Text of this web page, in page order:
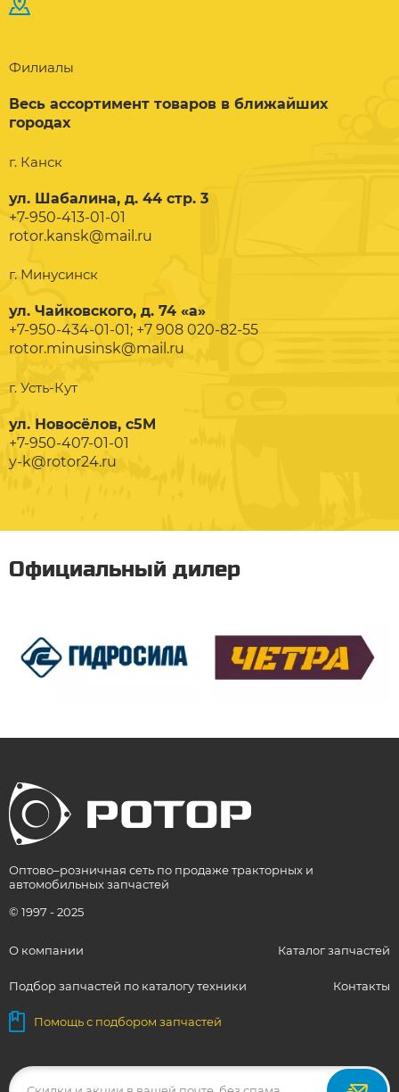
Филиалы
Весь ассортимент товаров в ближайших
городах
г. Канск
ул. Шабалина, д. 44 стр. 3
+7-950-413-01-01
rotor.kansk@mail.ru
г. Минусинск
ул. Чайковского, д. 74 «а»
+7-950-434-01-01; +7 908 020-82-55
rotor.minusinsk@mail.ru
г. Усть-Кут
ул. Новосёлов, с5М
+7-950-407-01-01
y-k@rotor24.ru
Официальный дилер
Оптово–розничная сеть по продаже тракторных и
автомобильных запчастей
© 1997 - 2025
О компании Каталог запчастей
Подбор запчастей по каталогу техники Контакты
Помощь с подбором запчастей